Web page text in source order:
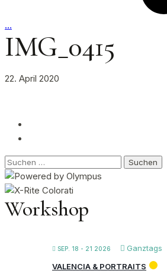
…
IMG_0415
22. April 2020
Suchen
nach:
Workshop
SEP. 18 - 21 2026
Ganztags
VALENCIA & PORTRAITS